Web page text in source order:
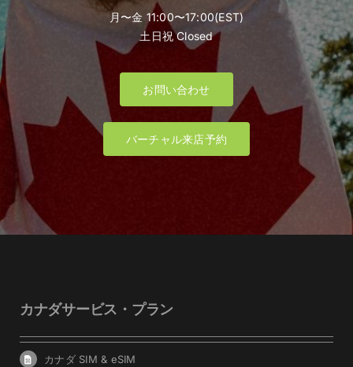
月〜金 11:00〜17:00(EST)
土日祝 Closed
お問い合わせ
バーチャル来店予約
カナダサービス・プラン
カナダ SIM & eSIM